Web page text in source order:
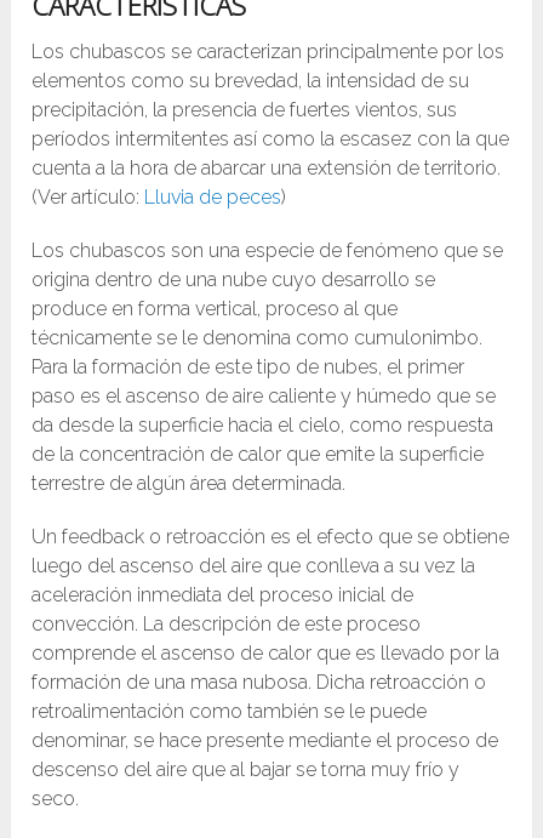
Los chubascos se caracterizan principalmente por los
elementos como su brevedad, la intensidad de su
precipitación, la presencia de fuertes vientos, sus
períodos intermitentes así como la escasez con la que
cuenta a la hora de abarcar una extensión de territorio.
(Ver artículo: Lluvia de peces)
Los chubascos son una especie de fenómeno que se
origina dentro de una nube cuyo desarrollo se
produce en forma vertical, proceso al que
técnicamente se le denomina como cumulonimbo.
Para la formación de este tipo de nubes, el primer
paso es el ascenso de aire caliente y húmedo que se
da desde la superficie hacia el cielo, como respuesta
de la concentración de calor que emite la superficie
terrestre de algún área determinada.
Un feedback o retroacción es el efecto que se obtiene
luego del ascenso del aire que conlleva a su vez la
aceleración inmediata del proceso inicial de
convección. La descripción de este proceso
comprende el ascenso de calor que es llevado por la
formación de una masa nubosa. Dicha retroacción o
retroalimentación como también se le puede
denominar, se hace presente mediante el proceso de
descenso del aire que al bajar se torna muy frío y
seco.